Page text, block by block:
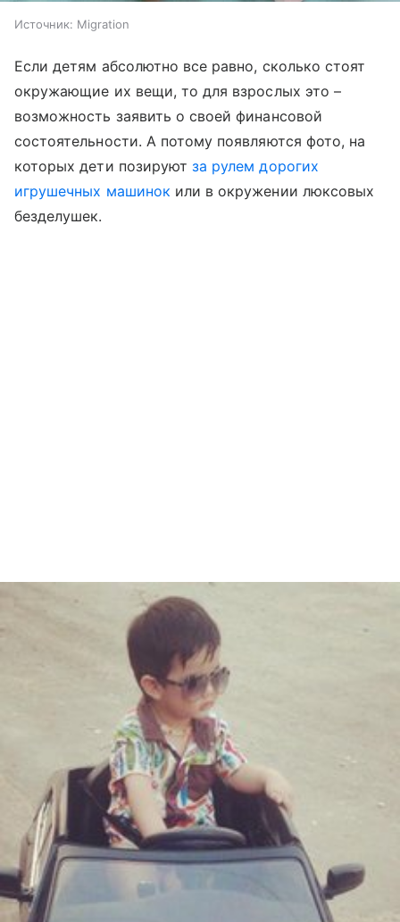
Источник: Migration
Если детям абсолютно все равно, сколько стоят
окружающие их вещи, то для взрослых это –
возможность заявить о своей финансовой
состоятельности. А потому появляются фото, на
которых дети позируютза рулем дорогих
игрушечных машинок или в окружении люксовых
безделушек.